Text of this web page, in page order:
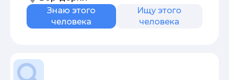
Знаю этого
человека
Ищу этого
человека